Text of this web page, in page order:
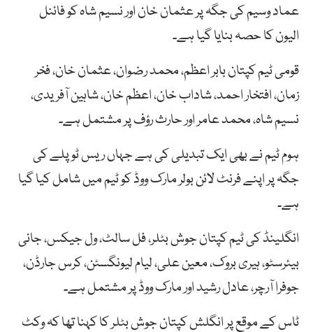
عماد وسیم کی جگہ پر عثمان خان اور نسیم شاہ کو فائنل
الیون کا حصہ بنایا گیا ہے۔
قومی ٹیم کپتان بابر اعظم، محمد رضوان، عثمان خان، فخر
زمان، افتخار احمد، شاداب خان، اعظم خان، شاہین آفریدی،
نسیم شاہ، محمد عامر اور حارث رؤف پر مشتمل ہے۔
ہوم ٹیم نے بھی ایک تبدیلی کی ہے جہاں ریس ٹوپلے کی
جگہ پر اپنے فرنٹ لائن بولر مارک ووڈ کو ٹیم میں شامل کیا گیا
ہے۔
انگلینڈ کی ٹیم کپتان جوش بٹلر، فل سالٹ، ول جیکس، جانی
بیئرسٹو، ہیری بروک، معین علی، لیام لیونگسٹن، کرس جارڈن،
جوفرا آرچر، عادل رشید اور مارک ووڈ پر مشتمل ہے۔
ٹاس کے موقع پر انگلش کپتان جوش بٹلر کا کہنا تھا کہ وکٹ